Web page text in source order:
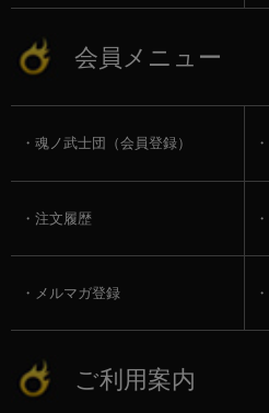
会員メニュー
魂ノ武士団（会員登録）
注文履歴
メルマガ登録
ご利用案内